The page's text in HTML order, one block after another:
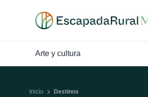
Arte y cultura
Inicio Destinos